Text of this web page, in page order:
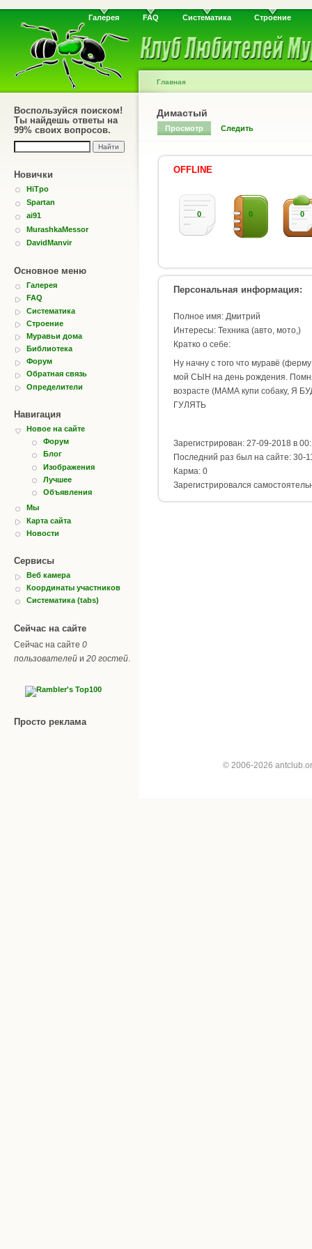
Галерея FAQ Систематика Строение
Воспользуйся поиском!
Ты найдешь ответы на
99% своих вопросов.
Новички
HiTpo
Spartan
ai91
MurashkaMessor
DavidManvir
Основное меню
Галерея
FAQ
Систематика
Строение
Муравьи дома
Библиотека
Форум
Обратная связь
Определители
Навигация
Новое на сайте
Форум
Блог
Изображения
Лучшее
Объявления
Мы
Карта сайта
Новости
Сервисы
Веб камера
Координаты участников
Систематика (tabs)
Сейчас на сайте
Сейчас на сайте 0
пользователей и 20 гостей.
Просто реклама
Главная
Димастый
Просмотр Следить
OFFLINE
0 0 0
Персональная информация:
Полное имя: Дмитрий
Интересы: Техника (авто, мото,)
Кратко о себе:
Ну начну с того что муравё
мой СЫН на день рождения.
возрасте (МАМА купи собаку, Я
ГУЛЯТЬ
Зарегистрирован: 27-09-2018 в
Последний раз был на сайте: 30-
Карма: 0
Зарегистрировался
© 2006-2026